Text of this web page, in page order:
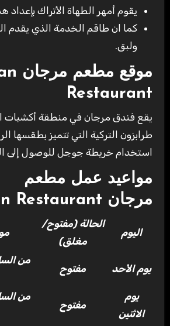
يقوم أمهر الطهاة الأتراك بإعداد
كما ان طاقم الخدمة الذي يقدم
ولبق.
موقع مطعم مرجان
Restaurant
يقع فندق مرجان في منطقة أكشبات
طرابزون التركية التي تتميز بطقسها
استخدام خريطة جوجل للوصول إلى
مواعيد عمل مطعم
مرجان Restaurant
اليوم
الحالة (مفتوح/
مغلق)
يوم الأحد مفتوح
يوم
الاثنين
مفتوح